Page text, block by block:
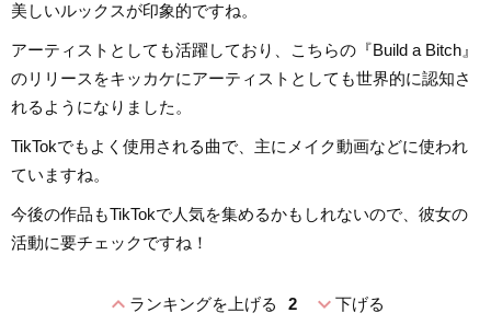
美しいルックスが印象的ですね。
アーティストとしても活躍しており、こちらの『Build a Bitch』
のリリースをキッカケにアーティストとしても世界的に認知さ
れるようになりました。
TikTokでもよく使用される曲で、主にメイク動画などに使われ
ていますね。
今後の作品もTikTokで人気を集めるかもしれないので、彼女の
活動に要チェックですね！
expand_lessランキングを上げる 2 expand_more下げる